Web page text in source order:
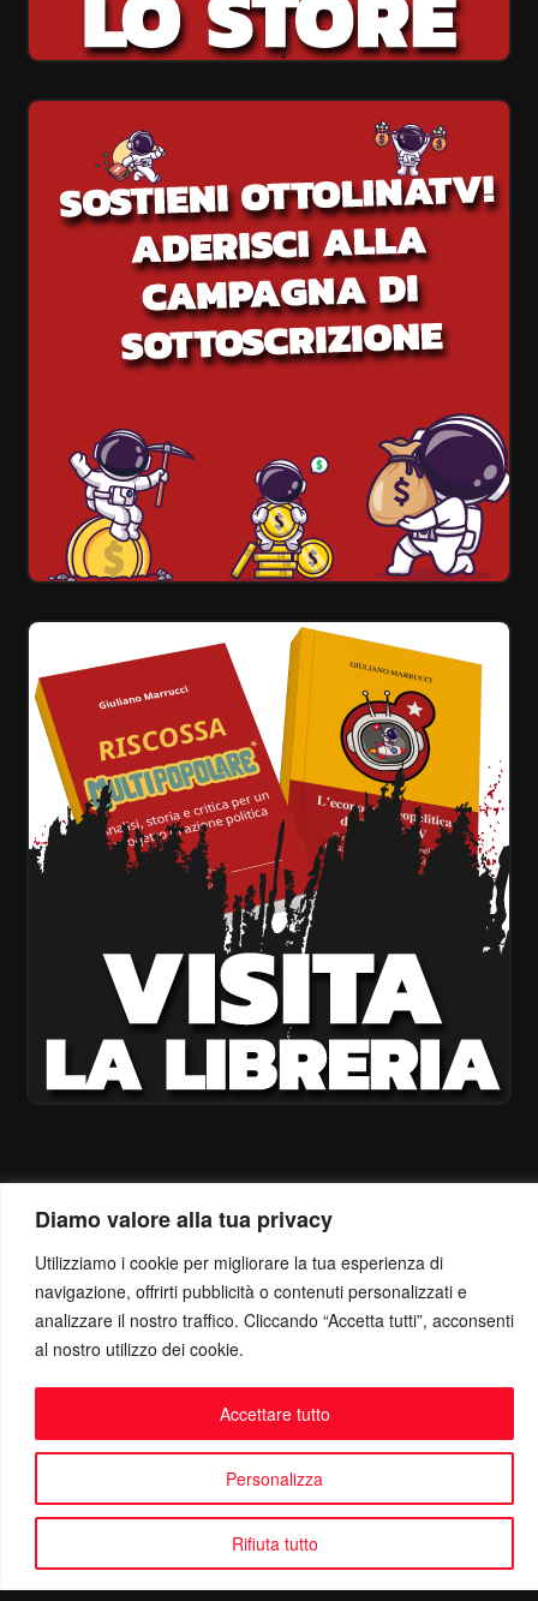
Diamo valore alla tua privacy
Utilizziamo i cookie per migliorare la tua esperienza di
navigazione, offrirti pubblicità o contenuti personalizzati e
analizzare il nostro traffico. Cliccando “Accetta tutti”, acconsenti
al nostro utilizzo dei cookie.
Personalizza
Rifiuta tutto
Accettare tutto